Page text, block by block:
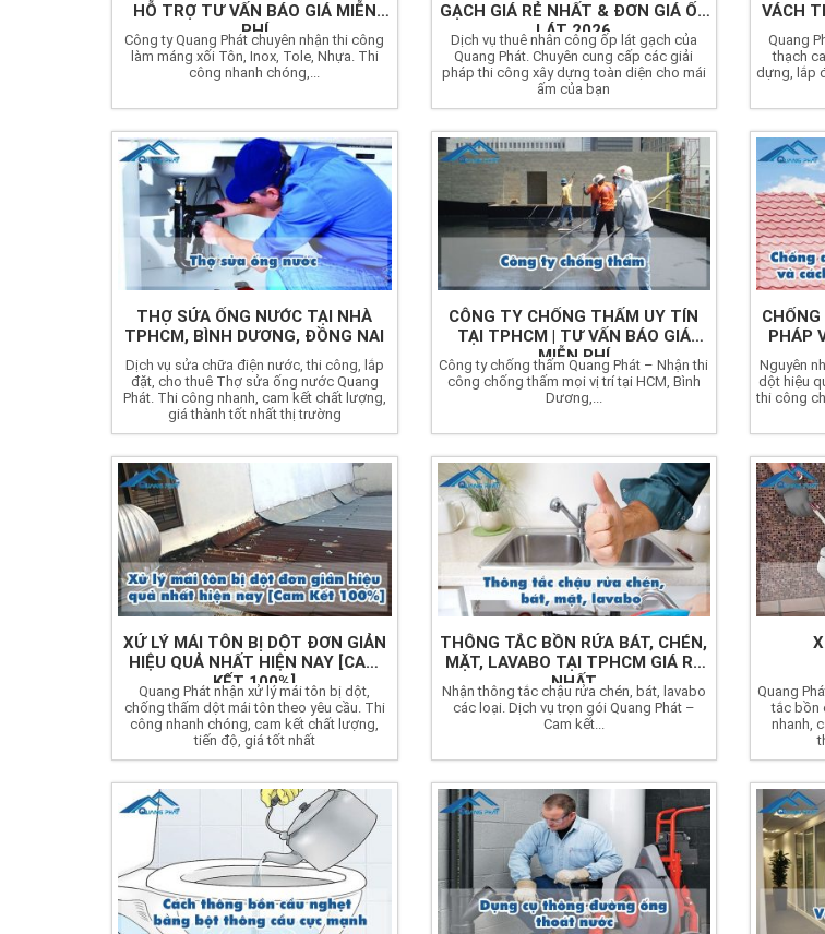
HỖ TRỢ TƯ VẤN BÁO GIÁ MIỄN
PHÍ
Công ty Quang Phát chuyên nhận thi công
làm máng xối Tôn, Inox, Tole, Nhựa. Thi
công nhanh chóng,...
GẠCH GIÁ RẺ NHẤT & ĐƠN GIÁ ỐP
LÁT 2026
Dịch vụ thuê nhân công ốp lát gạch của
Quang Phát. Chuyên cung cấp các giải
pháp thi công xây dựng toàn diện cho mái
ấm của bạn
VÁCH
Quang
thạch
dựng, lắp
THỢ SỬA ỐNG NƯỚC TẠI NHÀ
TPHCM, BÌNH DƯƠNG, ĐỒNG NAI
Dịch vụ sửa chữa điện nước, thi công, lắp
đặt, cho thuê Thợ sửa ống nước Quang
Phát. Thi công nhanh, cam kết chất lượng,
giá thành tốt nhất thị trường
CÔNG TY CHỐNG THẤM UY TÍN
TẠI TPHCM | TƯ VẤN BÁO GIÁ
MIỄN PHÍ
Công ty chống thấm Quang Phát – Nhận thi
công chống thấm mọi vị trí tại HCM, Bình
Dương,...
PHÁP
Nguyên
dột hiệu
thi công
XỬ LÝ MÁI TÔN BỊ DỘT ĐƠN GIẢN
HIỆU QUẢ NHẤT HIỆN NAY [CAM
KẾT 100%]
Quang Phát nhận xử lý mái tôn bị dột,
chống thấm dột mái tôn theo yêu cầu. Thi
công nhanh chóng, cam kết chất lượng,
tiến độ, giá tốt nhất
THÔNG TẮC BỒN RỬA BÁT, CHÉN,
MẶT, LAVABO TẠI TPHCM GIÁ RẺ
NHẤT
Nhận thông tắc chậu rửa chén, bát, lavabo
các loại. Dịch vụ trọn gói Quang Phát –
Cam kết...
Quang
tắc bồn
nhanh,